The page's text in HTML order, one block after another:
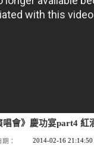
會》慶功宴part4 紅
： 2014-02-16 21:14:50